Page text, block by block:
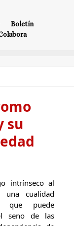
Boletín
su
intrínseco al
una cualidad
que puede
seno de las